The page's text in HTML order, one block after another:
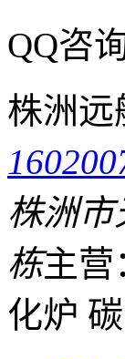
QQ咨询
株洲远
株洲
栋主营
化炉